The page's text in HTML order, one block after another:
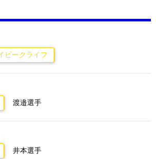
ビークライフ
渡邉選手
井本選手